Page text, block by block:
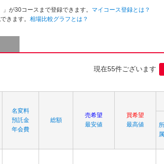
が30コースまで登録できます。 マイコース登録とは？
きます。 相場比較グラフとは？
現在55件ございます
名変料
預託金
年会費
総額
売希望
最安値
買希望
最高値
所
属